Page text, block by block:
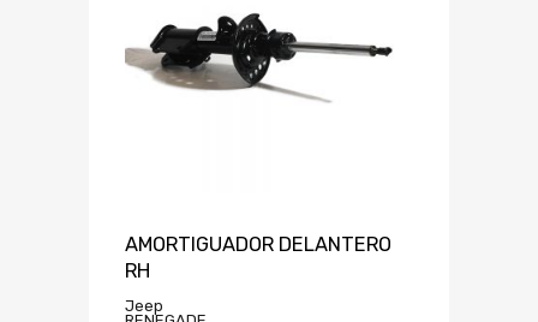
AMORTIGUADOR DELANTERO
RH
Jeep